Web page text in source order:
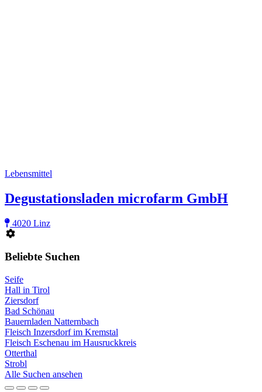
Lebensmittel
Degustationsladen microfarm GmbH
4020 Linz
Beliebte Suchen
Seife
Hall in Tirol
Ziersdorf
Bad Schönau
Bauernladen Natternbach
Fleisch Inzersdorf im Kremstal
Fleisch Eschenau im Hausruckkreis
Otterthal
Strobl
Alle Suchen ansehen